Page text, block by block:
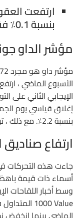
بنسبة 0.1٪ فقط.
مؤشر الداو
إغلاق قياسي يوم
بنسبة 2.2٪. مع ذلك ، تراجع مؤشر ناسداك المركب بنسبة 0.6٪.
ارتفاع صناديق
جاءت هذه التحركات
أسماء ذات قيمة